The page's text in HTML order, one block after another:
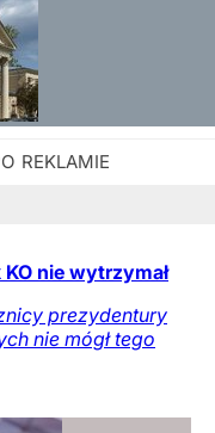
nie wytrzymał
prezydentury
nie mógł tego